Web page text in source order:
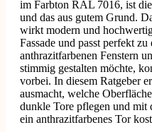
im Farbton RAL 7016, ist
und das aus gutem Grund.
wirkt modern und
Fassade und passt perfekt
anthrazitfarbenen Fenstern
stimmig gestalten möchte,
vorbei. In diesem Ratgeber
ausmacht, welche
dunkle Tore pflegen und mit
ein anthrazitfarbenes Tor